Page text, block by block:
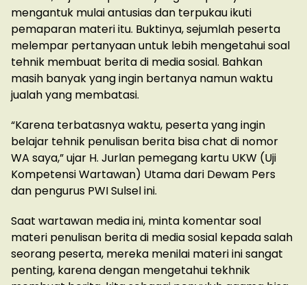
mengantuk mulai antusias dan terpukau ikuti
pemaparan materi itu. Buktinya, sejumlah peserta
melempar pertanyaan untuk lebih mengetahui soal
tehnik membuat berita di media sosial. Bahkan
masih banyak yang ingin bertanya namun waktu
jualah yang membatasi.
“Karena terbatasnya waktu, peserta yang ingin
belajar tehnik penulisan berita bisa chat di nomor
WA saya,” ujar H. Jurlan pemegang kartu UKW (Uji
Kompetensi Wartawan) Utama dari Dewam Pers
dan pengurus PWI Sulsel ini.
Saat wartawan media ini, minta komentar soal
materi penulisan berita di media sosial kepada salah
seorang peserta, mereka menilai materi ini sangat
penting, karena dengan mengetahui tekhnik